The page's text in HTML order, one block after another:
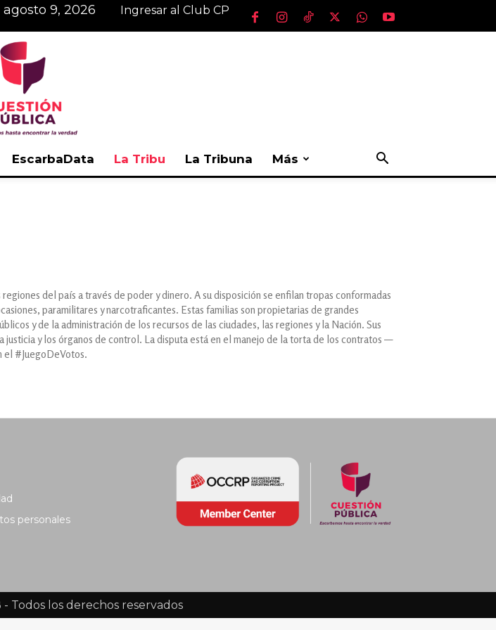
agosto 9, 2026 Ingresar al Club CP
EscarbaData La Tribu La Tribuna Más
del país a través de poder y dinero. A su disposición se enfilan tropas conformadas
paramilitares y narcotraficantes. Estas familias son propietarias de grandes
y de la administración de los recursos de las ciudades, las regiones y la Nación. Sus
y los órganos de control. La disputa está en el manejo de la torta de los contratos —
el #JuegoDeVotos.
personales
Todos los derechos reservados